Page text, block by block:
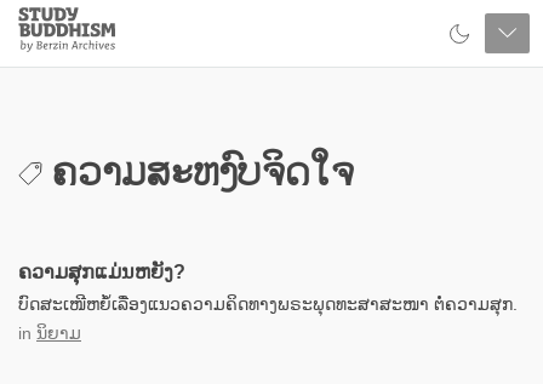
Close
Study
Buddhism
Home
ຄວາມສະຫງົບຈິດໃຈ
ຄວາມສຸກແມ່ນຫຍັງ?
ບົດສະເໜີຫຍໍ້ເລື່ອງແນວຄວາມຄິດທາງພຣະພຸດທະສາສະໜາ ຕໍ່ຄວາມສຸກ.
in ນິຍາມ